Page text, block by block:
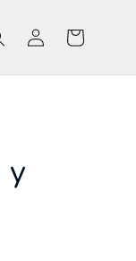
sesión
Carrito
y